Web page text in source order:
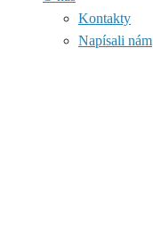
Kontakty
Napísali nám